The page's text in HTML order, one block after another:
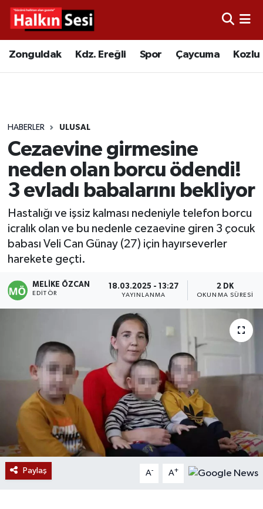
Zonguldak Kdz. Ereğli Spor Çaycuma Kozlu
HABERLER ULUSAL
Cezaevine girmesine
neden olan borcu ödendi!
3 evladı babalarını bekliyor
Hastalığı ve işsiz kalması nedeniyle telefon borcu
icralık olan ve bu nedenle cezaevine giren 3 çocuk
babası Veli Can Günay (27) için hayırseverler
harekete geçti.
MELIKE ÖZCAN
EDITÖR
18.03.2025 - 13:27
YAYINLANMA
2 DK
OKUNMA SÜRESI
Paylaş A- A+
Video
Çaycuma
Alaplı
Asayiş
Bartın
Karabük
Devrek
ÇEVRE
BİLİM VE TEKNOLOJİ
DUNYA
Düzce
Eğitim
Merkez Hava Durumu
Tüm Manşetler
Son Dakika Haberleri
Haber Arşivi